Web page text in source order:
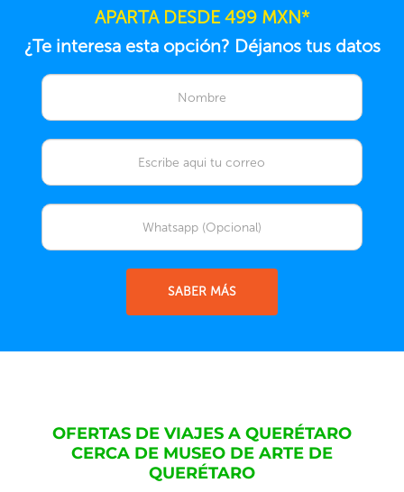
APARTA DESDE 499 MXN*
¿Te interesa esta opción? Déjanos tus datos
SABER MÁS
OFERTAS DE VIAJES A QUERÉTARO
CERCA DE MUSEO DE ARTE DE
QUERÉTARO